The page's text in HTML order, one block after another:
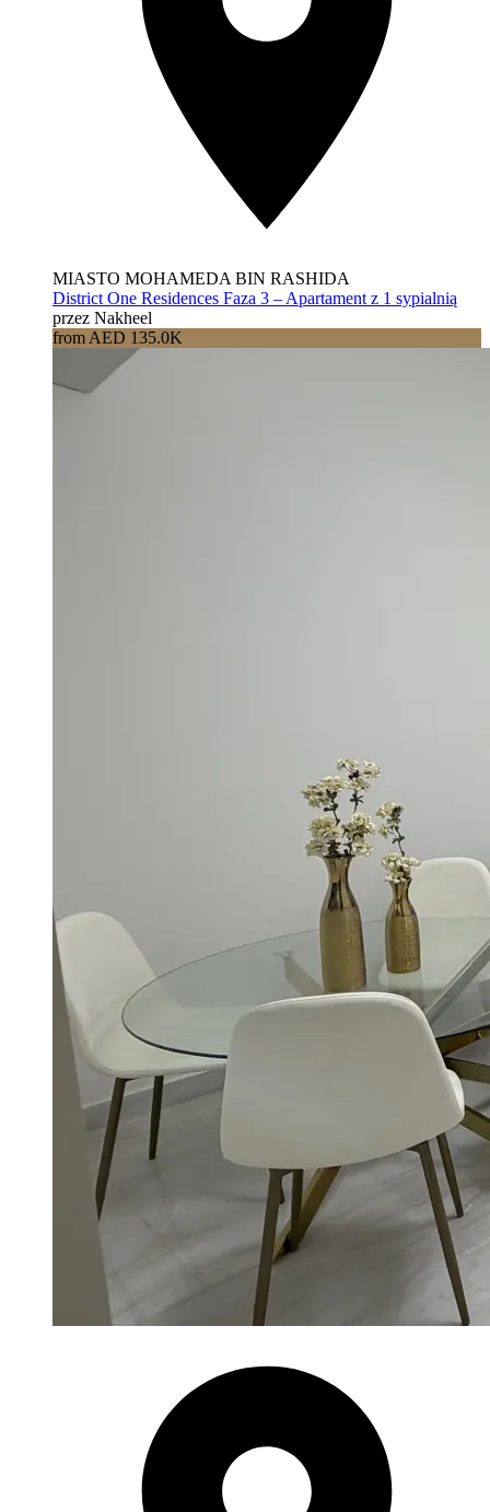
MIASTO MOHAMEDA BIN RASHIDA
District One Residences Faza 3 – Apartament z 1 sypialnią
przez Nakheel
from AED 135.0K